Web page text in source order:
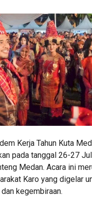
Kerja Tahun Kuta
pada tanggal 26-27
Medan. Acara ini
Karo yang digelar
kegembiraan.